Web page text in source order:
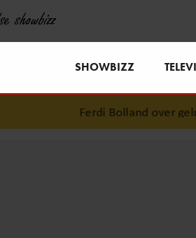
showbizz
SHOWBIZZ
Ferdi Bolland over